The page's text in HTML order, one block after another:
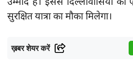
सुरक्षित यात्रा का मौका मिलेगा।
ख़बर शेयर करें